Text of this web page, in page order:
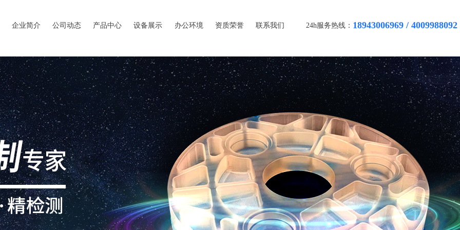
企业简介 公司动态 产品中心 设备展示 办公环境 资质荣誉 联系我们 24h服务热线： 18943006969 / 4009988092